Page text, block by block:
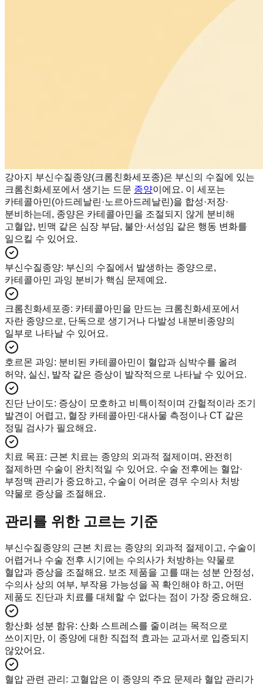
강아지 부신수질종양(크롬친화세포종)은 부신의 수질에 있는
크롬친화세포에서 생기는 드문 종양이에요. 이 세포는
카테콜아민(아드레날린·노르아드레날린)을 합성·저장·
분비하는데, 종양은 카테콜아민을 조절되지 않게 분비해
고혈압, 빈맥 같은 심장 부담, 불안·서성임 같은 행동 변화를
일으킬 수 있어요.
부신수질종양: 부신의 수질에서 발생하는 종양으로,
카테콜아민 과잉 분비가 핵심 문제예요.
크롬친화세포종: 카테콜아민을 만드는 크롬친화세포에서
자란 종양으로, 단독으로 생기거나 다발성 내분비종양의
일부로 나타날 수 있어요.
호르몬 과잉: 분비된 카테콜아민이 혈압과 심박수를 올려
허약, 실신, 발작 같은 증상이 발작적으로 나타날 수 있어요.
진단 난이도: 증상이 모호하고 비특이적이며 간헐적이라 조기
발견이 어렵고, 혈장 카테콜아민·대사물 측정이나 CT 같은
정밀 검사가 필요해요.
치료 목표: 근본 치료는 종양의 외과적 절제이며, 완전히
절제하면 수술이 완치적일 수 있어요. 수술 전후에는 혈압·
부정맥 관리가 중요하고, 수술이 어려운 경우 수의사 처방
약물로 증상을 조절해요.
관리를 위한 고르는 기준
부신수질종양의 근본 치료는 종양의 외과적 절제이고, 수술이
어렵거나 수술 전후 시기에는 수의사가 처방하는 약물로
혈압과 증상을 조절해요. 보조 제품을 고를 때는 성분 안정성,
수의사 상의 여부, 부작용 가능성을 꼭 확인해야 하고, 어떤
제품도 진단과 치료를 대체할 수 없다는 점이 가장 중요해요.
항산화 성분 함유: 산화 스트레스를 줄이려는 목적으로
쓰이지만, 이 종양에 대한 직접적 효과는 교과서로 입증되지
않았어요.
혈압 관련 관리 : 고혈압은 이 종양의 주요 문제라 혈압 관리가